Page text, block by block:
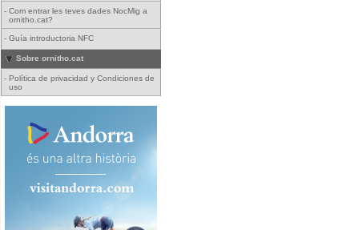
- Com entrar les teves dades NocMig a
ornitho.cat?
- Guía introductoria NFC
Sobre ornitho.cat
- Política de privacidad y Condiciones de
uso